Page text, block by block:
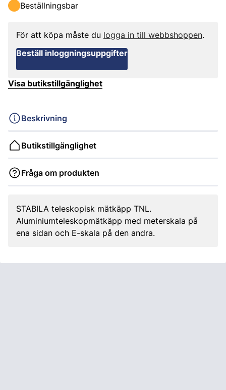
Beställningsbar
För att köpa måste du logga in till webbshoppen.
Beställ inloggningsuppgifter
Visa butikstillgänglighet
Beskrivning
Butikstillgänglighet
Fråga om produkten
STABILA teleskopisk mätkäpp TNL.
Aluminiumteleskopmätkäpp med meterskala på
ena sidan och E-skala på den andra.